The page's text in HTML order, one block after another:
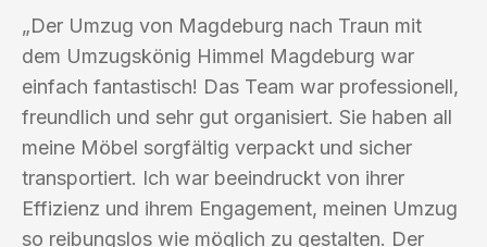
„Der Umzug von Magdeburg nach Traun mit
dem Umzugskönig Himmel Magdeburg war
einfach fantastisch! Das Team war professionell,
freundlich und sehr gut organisiert. Sie haben all
meine Möbel sorgfältig verpackt und sicher
transportiert. Ich war beeindruckt von ihrer
Effizienz und ihrem Engagement, meinen Umzug
so reibungslos wie möglich zu gestalten. Der